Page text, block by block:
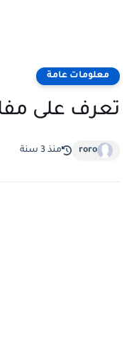
معلومات عامة
تعرف على
roro منذ 3 سنة